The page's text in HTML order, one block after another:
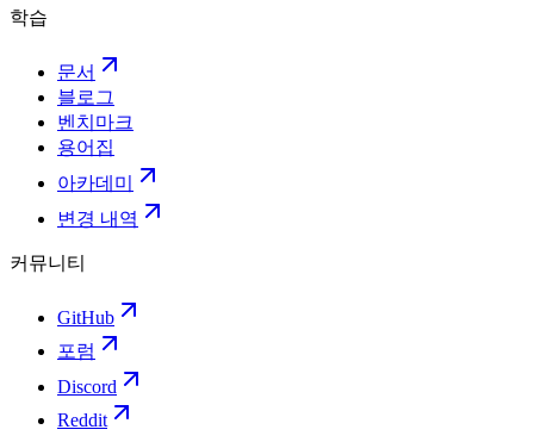
학습
문서
블로그
벤치마크
용어집
아카데미
변경 내역
커뮤니티
GitHub
포럼
Discord
Reddit